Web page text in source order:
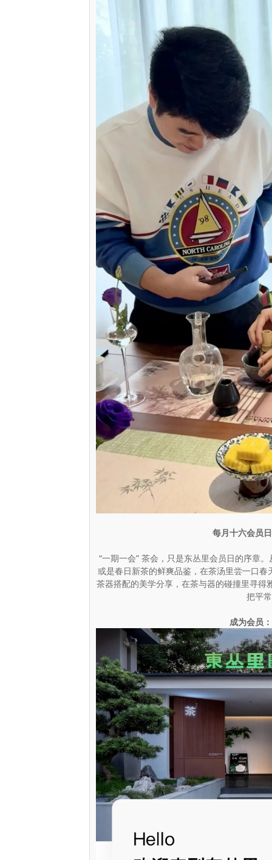
每月十六会员
“一期一会” 茶会，只是东丛里会员日的序章
或是春日新茶的鲜爽品鉴，在茶汤里尝一口
茶器搭配的美学分享，在茶与器的碰撞里寻得
把平
成为会员：